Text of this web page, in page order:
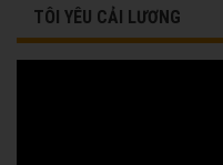
TÔI YÊU CẢI LƯƠNG